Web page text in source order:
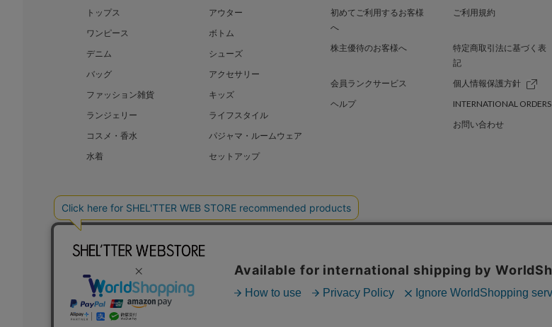
トップス
アウター
ワンピース
ボトム
デニム
シューズ
バッグ
アクセサリー
ファッション雑貨
キッズ
ランジェリー
ライフスタイル
コスメ・香水
パジャマ・ルームウェア
水着
セットアップ
初めてご利用するお客様
へ
ご利用規約
株主優待のお客様へ
特定商取引法に基づく表
記
会員ランクサービス
個人情報保護方針
ヘルプ
INTERNATIONAL ORDERS
お問い合わせ
BAROQUE JAPAN LIMITED SHEL’TTER GREEN 採用情報
COPYRIGHT © BAROQUE JAPAN LIMITED ALL RIGHTS RESERVED.